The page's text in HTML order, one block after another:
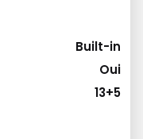
Built-in
Oui
13+5